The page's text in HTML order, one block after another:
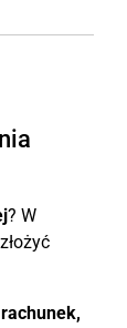
? W